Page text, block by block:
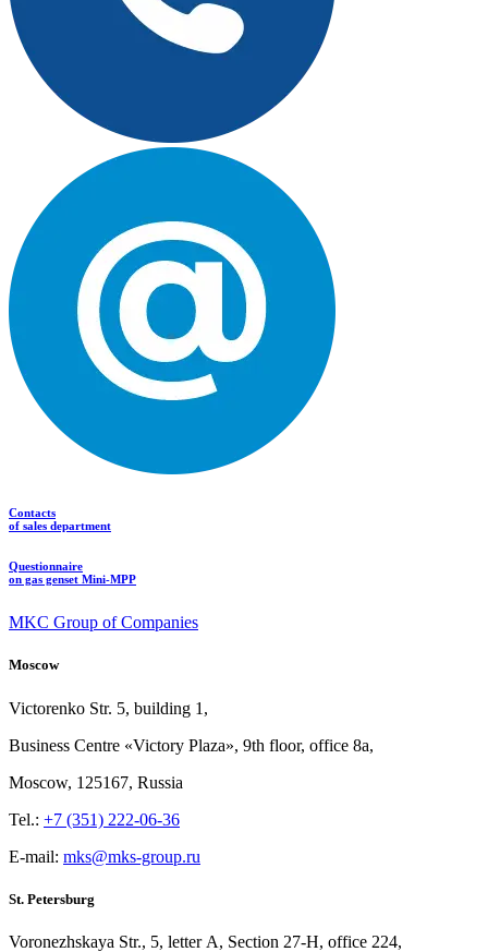
Contacts
of sales department
Questionnaire
on gas genset Mini-MPP
MKC Group of Companies
Moscow
Victorenko Str. 5, building 1,
Business Centre «Victory Plaza», 9th floor, office 8a,
Moscow, 125167, Russia
Tel.: +7 (351) 222-06-36
E-mail: mks@mks-group.ru
St. Petersburg
Voronezhskaya Str., 5, letter A, Section 27-Н, office 224,